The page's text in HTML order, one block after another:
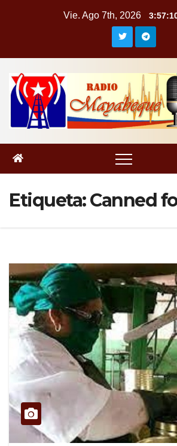
Vie. Ago 7th, 2026
Etiqueta:Canned